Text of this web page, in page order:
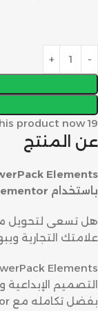
19
product now!
عن المنتج
باستخدام Elementor
هل تسعى لتحويل
علامتك التجارية
التصميم
بفضل تكامله مع Elementor.